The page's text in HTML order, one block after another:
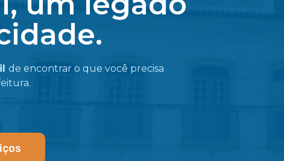
de encontrar o que você precisa